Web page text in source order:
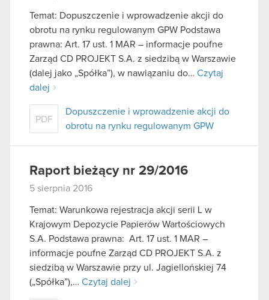
Temat: Dopuszczenie i wprowadzenie akcji do
obrotu na rynku regulowanym GPW Podstawa
prawna: Art. 17 ust. 1 MAR – informacje poufne
Zarząd CD PROJEKT S.A. z siedzibą w Warszawie
(dalej jako „Spółka”), w nawiązaniu do… Czytaj
dalej
PDF
Dopuszczenie i wprowadzenie akcji do
obrotu na rynku regulowanym GPW
Raport bieżący nr 29/2016
5 sierpnia 2016
Temat: Warunkowa rejestracja akcji serii L w
Krajowym Depozycie Papierów Wartościowych
S.A. Podstawa prawna: Art. 17 ust. 1 MAR –
informacje poufne Zarząd CD PROJEKT S.A. z
siedzibą w Warszawie przy ul. Jagiellońskiej 74
(„Spółka”),… Czytaj dalej